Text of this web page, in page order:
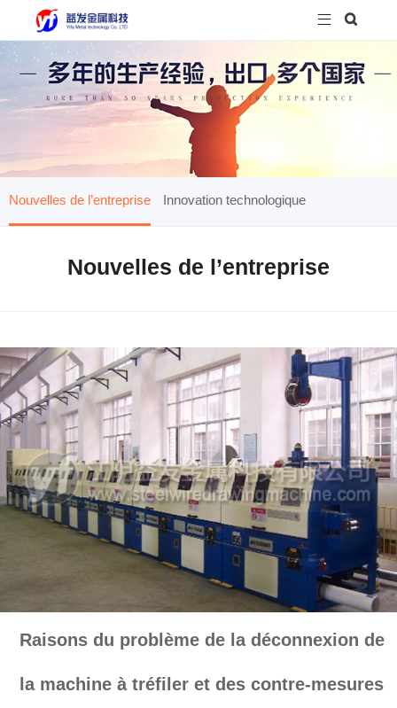
 
Nouvelles de l’entreprise Innovation technologique
Nouvelles de l’entreprise
Raisons du problème de la déconnexion de
la machine à tréfiler et des contre-mesures